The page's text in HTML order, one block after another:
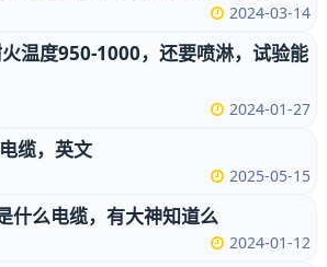
2024-03-14
火温度950-1000，还要喷淋，试验能
2024-01-27
缆，英文
2025-05-15
什么电缆，有大神知道么
2024-01-12